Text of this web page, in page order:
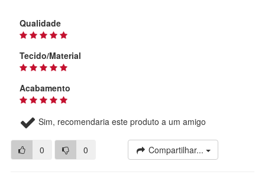
Qualidade
Tecido/Material
Acabamento
Sim, recomendaria este produto a um amigo
0 0 Compartilhar...